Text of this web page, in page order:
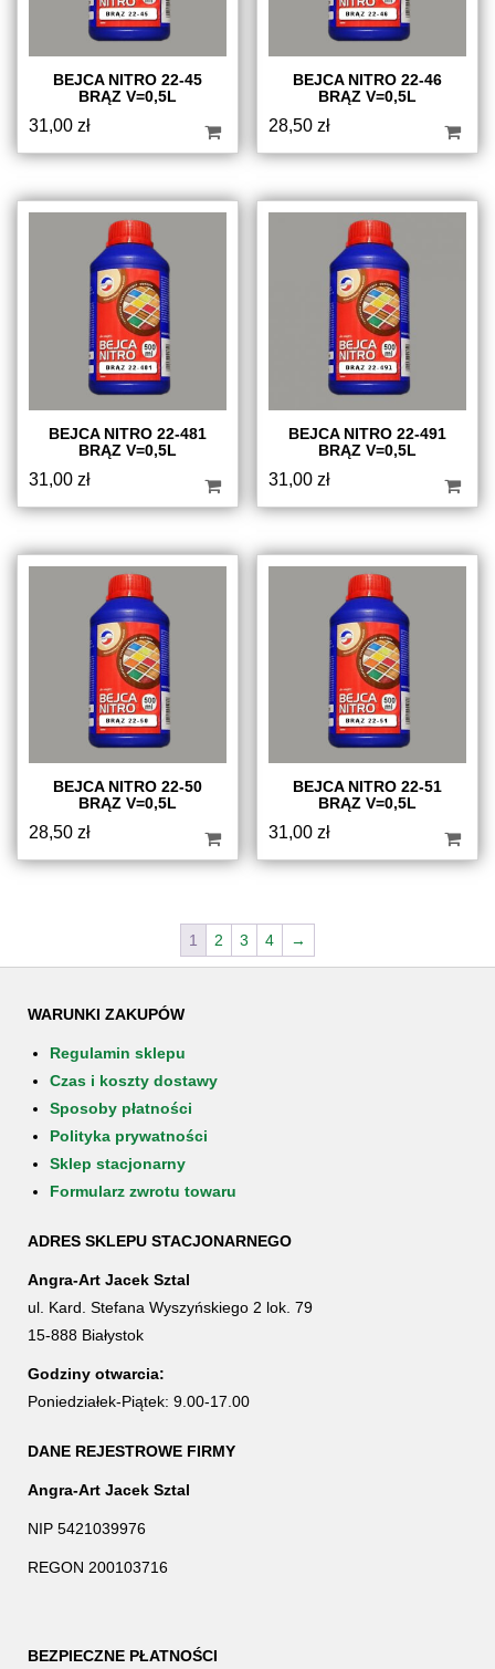
BEJCA NITRO 22-45
BRĄZ V=0,5L
31,00 zł
BEJCA NITRO 22-46
BRĄZ V=0,5L
28,50zł
BEJCA NITRO 22-481
BRĄZ V=0,5L
31,00 zł
BEJCA NITRO 22-491
BRĄZ V=0,5L
31,00zł
BEJCA NITRO 22-50
BRĄZ V=0,5L
28,50 zł
BEJCA NITRO 22-51
BRĄZ V=0,5L
31,00zł
1 2 3 4 →
WARUNKI ZAKUPÓW
Regulamin sklepu
Czas i koszty dostawy
Sposoby płatności
Polityka prywatności
Sklep stacjonarny
Formularz zwrotu towaru
ADRES SKLEPU STACJONARNEGO
Angra-Art Jacek Sztal
ul. Kard. Stefana Wyszyńskiego 2 lok. 79
15-888 Białystok
Godziny otwarcia:
Poniedziałek-Piątek: 9.00-17.00
DANE REJESTROWE FIRMY
Angra-Art Jacek Sztal
NIP 5421039976
REGON 200103716
BEZPIECZNE PŁATNOŚCI